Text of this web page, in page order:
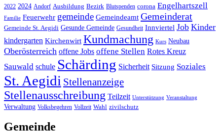
2022 2024 Andorf Ausbildung Bezirk Blutspenden corona Engelhartszell
Familie Feuerwehr gemeinde Gemeindeamt Gemeinderat
Gemeinde St. Aegidi Gesunde Gemeinde Gesundheit Innviertel Job Kinder
kindergarten Kirchenwirt Kundmachung Kurs Neubau
Oberösterreich offene Jobs offene Stellen Rotes Kreuz
Sauwald schule Schärding Sicherheit Sitzung Soziales
St. Aegidi Stellenanzeige
Stellenausschreibung Teilzeit Unterstützung Veranstaltung
Verwaltung Volksbegehren Vollzeit Wahl zivilschutz
Gemeinde